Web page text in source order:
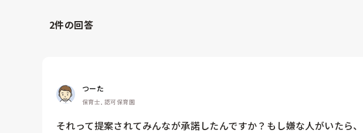
2件の回答
つーた
保育士, 認可保育園
それって提案されてみんなが承諾したんですか？もし嫌な人がいたら